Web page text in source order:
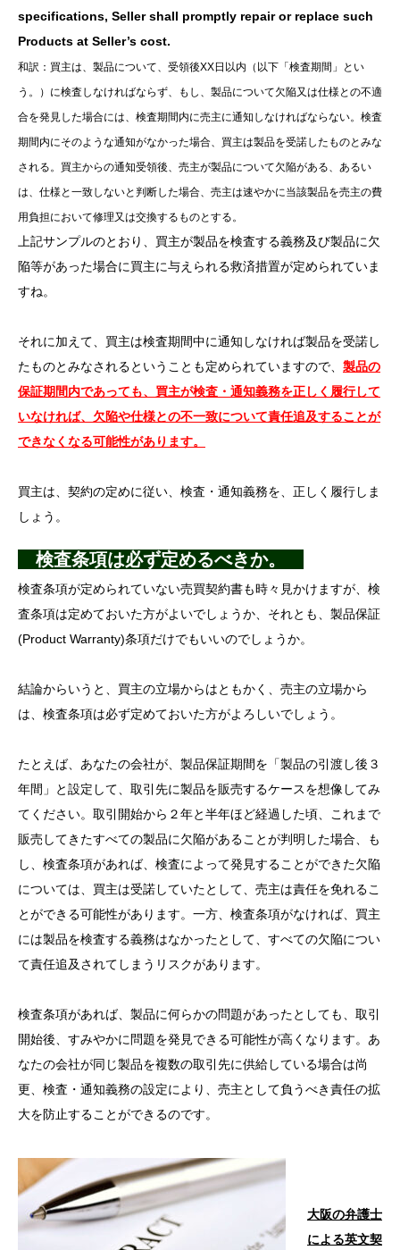
specifications, Seller shall promptly repair or replace such
Products at Seller’s cost.
和訳：買主は、製品について、受領後XX日以内（以下「検査期間」とい
う。）に検査しなければならず、もし、製品について欠陥又は仕様との不適
合を発見した場合には、検査期間内に売主に通知しなければならない。検査
期間内にそのような通知がなかった場合、買主は製品を受諾したものとみな
される。買主からの通知受領後、売主が製品について欠陥がある、あるい
は、仕様と一致しないと判断した場合、売主は速やかに当該製品を売主の費
用負担において修理又は交換するものとする。
上記サンプルのとおり、買主が製品を検査する義務及び製品に欠
陥等があった場合に買主に与えられる救済措置が定められていま
すね。
それに加えて、買主は検査期間中に通知しなければ製品を受諾し
たものとみなされるということも定められていますので、 製品の
保証期間内であっても、買主が検査・通知義務を正しく履行して
いなければ、欠陥や仕様との不一致について責任追及することが
できなくなる可能性があります。
買主は、契約の定めに従い、検査・通知義務を、正しく履行しま
しょう。
検査条項は必ず定めるべきか。
検査条項が定められていない売買契約書も時々見かけますが、検
査条項は定めておいた方がよいでしょうか、それとも、製品保証
(Product Warranty)条項だけでもいいのでしょうか。
結論からいうと、買主の立場からはともかく、売主の立場から
は、検査条項は必ず定めておいた方がよろしいでしょう。
たとえば、あなたの会社が、製品保証期間を「製品の引渡し後３
年間」と設定して、取引先に製品を販売するケースを想像してみ
てください。取引開始から２年と半年ほど経過した頃、これまで
販売してきたすべての製品に欠陥があることが判明した場合、も
し、検査条項があれば、検査によって発見することができた欠陥
については、買主は受諾していたとして、売主は責任を免れるこ
とができる可能性があります。一方、検査条項がなければ、買主
には製品を検査する義務はなかったとして、すべての欠陥につい
て責任追及されてしまうリスクがあります。
検査条項があれば、製品に何らかの問題があったとしても、取引
開始後、すみやかに問題を発見できる可能性が高くなります。あ
なたの会社が同じ製品を複数の取引先に供給している場合は尚
更、検査・通知義務の設定により、売主として負うべき責任の拡
大を防止することができるのです。
大阪の弁護士
による英文契